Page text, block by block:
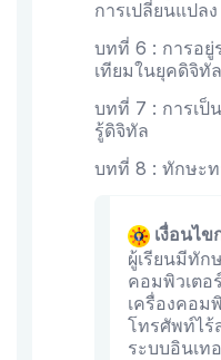
การเปลี่ยนแปลง
บทที่ 6 : การอยู่
เทียมในยุคดิจิทัล
บทที่ 7 : การเป็
รู้ดิจิทัล
บทที่ 8 : ทักษะ
เงื่อนไข
ผู้เรียนมีทัก
คอมพิวเตอ
เครื่องคอม
โทรศัพท์ไร้
ระบบอินเท